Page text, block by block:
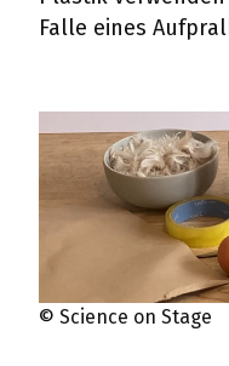
Falle eines
© Science on Stage